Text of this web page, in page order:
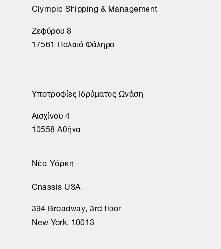
Olympic Shipping & Management
Ζεφύρου 8
17561 Παλαιό Φάληρο
Υποτροφίες Ιδρύματος Ωνάση
Αισχίνου 4
10558 Αθήνα
Νέα Υόρκη
Onassis USA
394 Broadway, 3rd floor
New York, 10013